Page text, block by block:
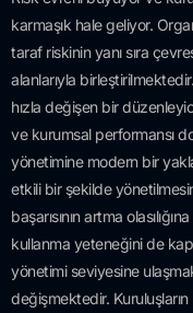
karmaşık hale geliyor.
taraf riskinin yanı sıra
alanlarıyla
hızla değişen bir
ve kurumsal performansı
yönetimine modern bir
etkili bir şekilde
başarısının artma
kullanma yeteneğini de
yönetimi seviyesine
değişmektedir.